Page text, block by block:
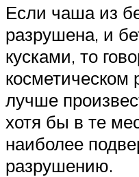
Если чаша из
разрушена, и
кусками, то
косметическом
лучше
хотя бы в те
наиболее
разрушению.